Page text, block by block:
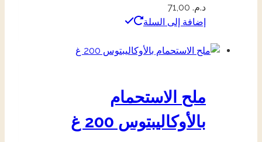
د.م.
إضافة إلى السلة
ملح الاستحمام
بالأوكاليبتوس 200 غ